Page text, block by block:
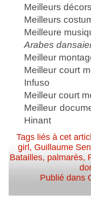
Meilleurs
Meilleurs
Meilleure
Arabes
Meilleur
Meilleur court
Infuso
Meilleur court
Meilleur
Hinant
Tags liés à cet
girl , Guillaume
Batailles, palmarès,
Publié dans